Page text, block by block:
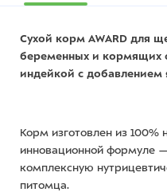
Сухой корм AWARD для
беременных и кормящих
индейкой с добавлением
Корм изготовлен из 100%
инновационной формуле
комплексную
питомца.